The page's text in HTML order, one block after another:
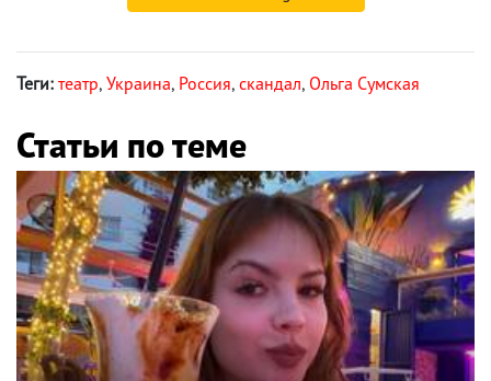
Теги: театр, Украина, Россия, скандал, Ольга Сумская
Статьи по теме